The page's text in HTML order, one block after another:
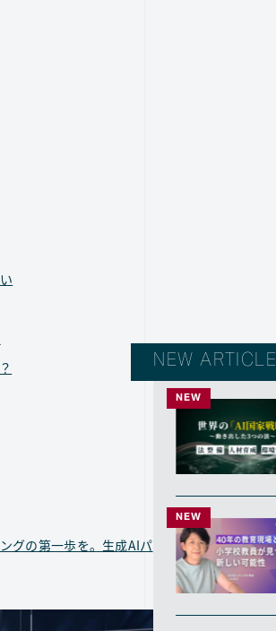
グの第一歩を。生成AIパ
NEW ARTICLE
NEW
NEW